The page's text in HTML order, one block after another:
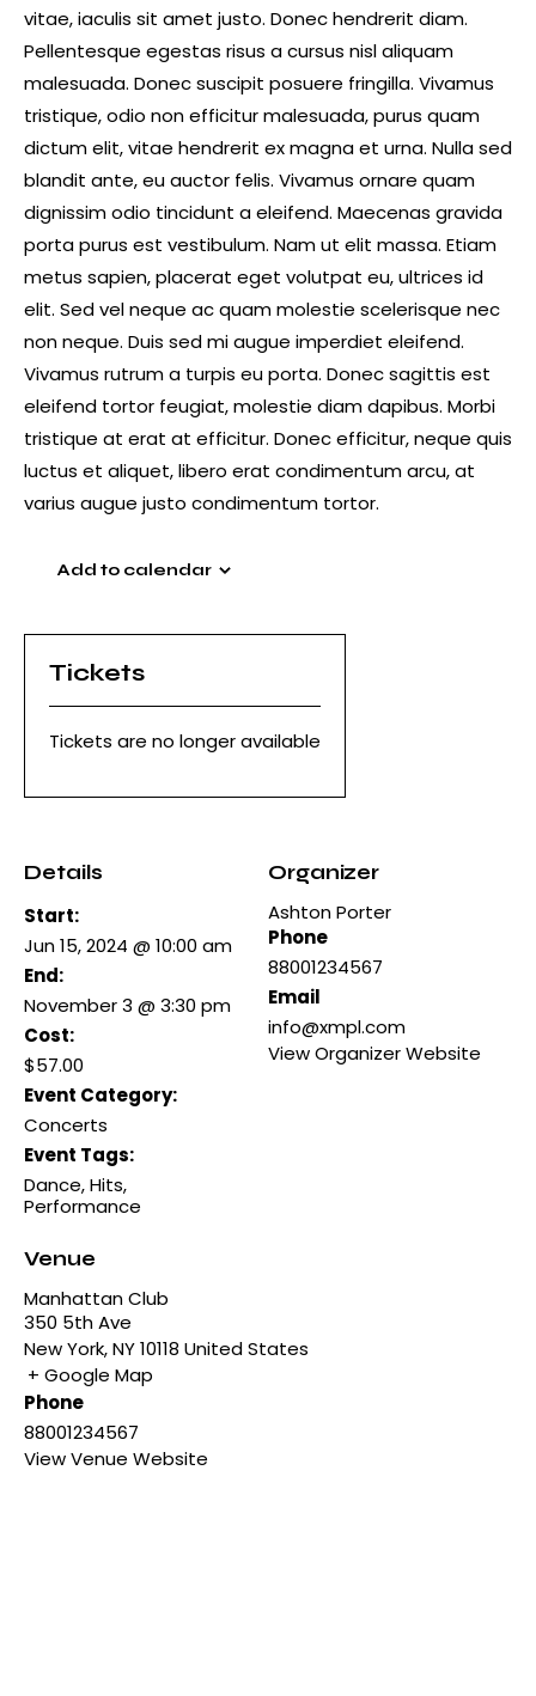
vitae, iaculis sit amet justo. Donec hendrerit diam.
Pellentesque egestas risus a cursus nisl aliquam
malesuada. Donec suscipit posuere fringilla. Vivamus
tristique, odio non efficitur malesuada, purus quam
dictum elit, vitae hendrerit ex magna et urna. Nulla sed
blandit ante, eu auctor felis. Vivamus ornare quam
dignissim odio tincidunt a eleifend. Maecenas gravida
porta purus est vestibulum. Nam ut elit massa. Etiam
metus sapien, placerat eget volutpat eu, ultrices id
elit. Sed vel neque ac quam molestie scelerisque nec
non neque. Duis sed mi augue imperdiet eleifend.
Vivamus rutrum a turpis eu porta. Donec sagittis est
eleifend tortor feugiat, molestie diam dapibus. Morbi
tristique at erat at efficitur. Donec efficitur, neque quis
luctus et aliquet, libero erat condimentum arcu, at
varius augue justo condimentum tortor.
Add to calendar
Tickets
Tickets are no longer available
Details
Start:
Jun 15, 2024 @ 10:00 am
End:
November 3 @ 3:30 pm
Cost:
$57.00
Event Category:
Concerts
Event Tags:
Dance,Hits,
Performance
Organizer
Ashton Porter
Phone
88001234567
Email
info@xmpl.com
View Organizer Website
Venue
Manhattan Club
350 5th Ave
New York,NY10118 United States
+ Google Map
Phone
88001234567
View Venue Website